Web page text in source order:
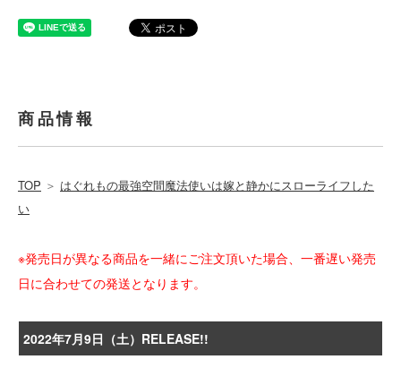
商品情報
TOP ＞ はぐれもの最強空間魔法使いは嫁と静かにスローライフした
い
※発売日が異なる商品を一緒にご注文頂いた場合、一番遅い発売
日に合わせての発送となります。
2022年7月9日（土）RELEASE!!